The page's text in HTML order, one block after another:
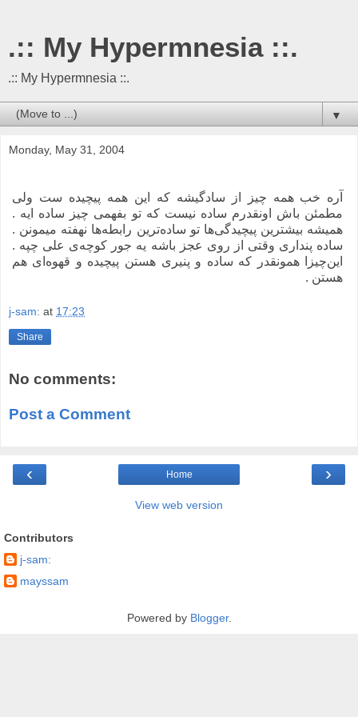
.:: My Hypermnesia ::.
.:: My Hypermnesia ::.
▼
Monday, May 31, 2004
آره خب همه چیز از سادگیشه که این همه پیچیده ست ولی
مطمئن باش اونقدرم ساده نیست که تو بفهمی چیز ساده ایه .
همیشه بیشترین پیچیدگی‌ها تو ساده‌ترین رابطه‌ها نهفته میمونن .
ساده پنداری وقتی از روی عجز باشه یه جور کوچه‌ی علی چپه .
این‌چیزا همونقدر که ساده و پنیری هستن پیچیده و قهوه‌ای هم
هستن .
j-sam: at 17:23
Share
No comments:
Post a Comment
‹ ›
Home
View web version
Contributors
j-sam:
mayssam
Powered by Blogger.